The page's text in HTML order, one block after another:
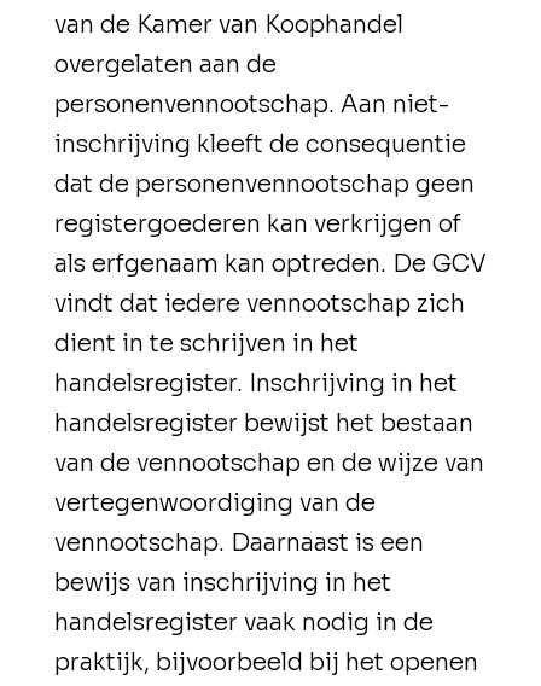
van de Kamer van Koophandel
overgelaten aan de
personenvennootschap. Aan niet-
inschrijving kleeft de consequentie
dat de personenvennootschap geen
registergoederen kan verkrijgen of
als erfgenaam kan optreden. De GCV
vindt dat iedere vennootschap zich
dient in te schrijven in het
handelsregister. Inschrijving in het
handelsregister bewijst het bestaan
van de vennootschap en de wijze van
vertegenwoordiging van de
vennootschap. Daarnaast is een
bewijs van inschrijving in het
handelsregister vaak nodig in de
praktijk, bijvoorbeeld bij het openen